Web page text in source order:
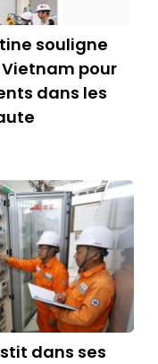
souligne
pour
dans les
dans ses